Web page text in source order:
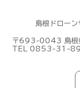
島根ドロー
〒693-0043 島根
TEL 0853-31-